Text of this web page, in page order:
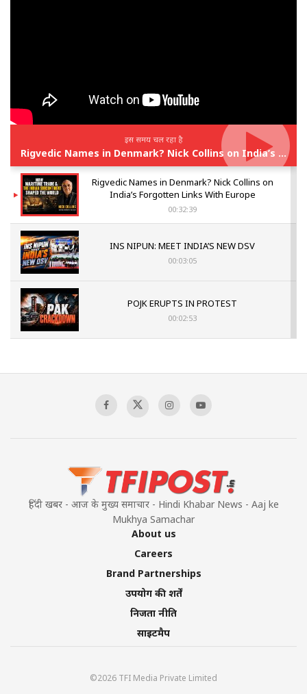
इस समय चल रहा है
Rigvedic Names in Denmark? Nick Collins on India’s Forgotten Links With Europe
Rigvedic Names in Denmark? Nick Collins on
India’s Forgotten Links With Europe
00:32:39
INS NIPUN: MEET INDIA’S NEW DSV
00:03:05
POJK ERUPTS IN PROTEST
00:02:53
Sagar
हिंदी खबर - आज के मुख्य समाचार - Hindi Khabar News - Aaj ke
Mukhya Samachar
About us
Careers
Brand Partnerships
उपयोग की शर्तें
निजता नीति
साइटमैप
©2026 TFI Media Private Limited